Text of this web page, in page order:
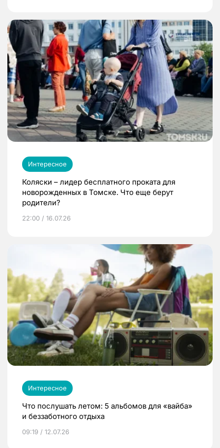
Интересное
Коляски – лидер бесплатного проката для
новорожденных в Томске. Что еще берут
родители?
22:00 / 16.07.26
Интересное
Что послушать летом: 5 альбомов для «вайба»
и беззаботного отдыха
09:19 / 12.07.26